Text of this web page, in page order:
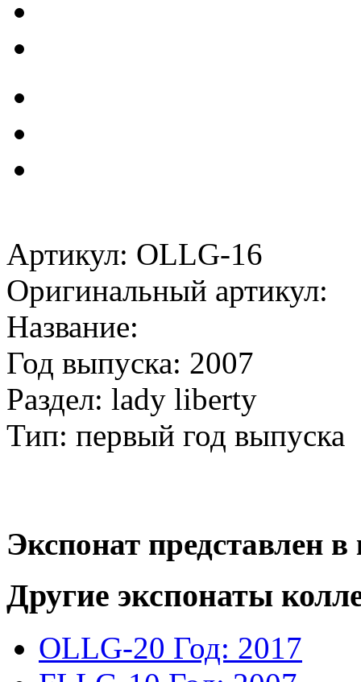
Артикул: OLLG-16
Оригинальный артикул:
Название:
Год выпуска: 2007
Раздел: lady liberty
Тип: первый год выпуска
Экспонат представлен
Другие экспонаты
OLLG-20 Год: 2017